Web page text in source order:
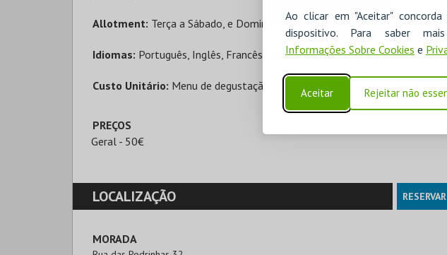
Ao clicar em "Aceitar"
dispositivo. Para saber
Informações Sobre Cookies e
Aceitar Rejeitar não
Allotment: Terça a Sábado, e Domingo apenas ao almoço. Almoço
Idiomas: Português, Inglês, Francês, Espanhol
Custo Unitário: Menu de degustação Camiliana -
PREÇOS
Geral - 50€
LOCALIZAÇÃO
MORADA